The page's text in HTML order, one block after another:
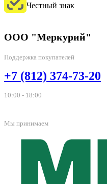
Честный знак
ООО "Меркурий"
Поддержка покупателей
+7 (812) 374-73-20
10:00 - 18:00
Мы принимаем